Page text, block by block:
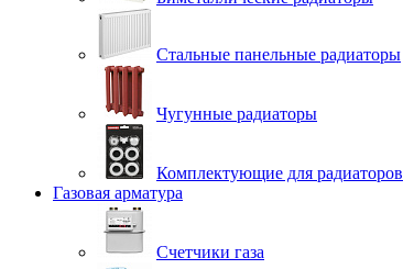
Стальные панельные радиаторы
Чугунные радиаторы
Комплектующие для радиаторов
Газовая арматура
Счетчики газа